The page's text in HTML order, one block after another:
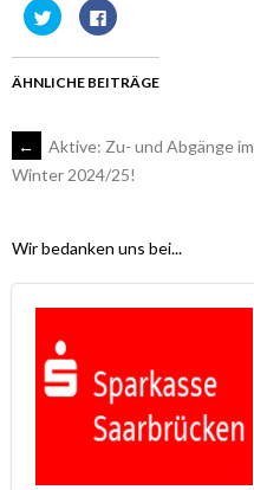
Klick,
um
Twitter
teilen
Fenster
geöffnet)
Klick,
um
Facebook
teilen
Fenster
geöffnet)
ÄHNLICHE BEITRÄGE
ARTIKEL-
NAVIGATION
←
Aktive: Zu- und Abgänge im
Winter 2024/25!
Wir bedanken uns bei...